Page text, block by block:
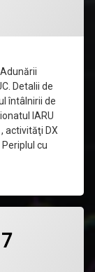
Detalii de
întâlnirii de
IARU
activităţi DX
cu